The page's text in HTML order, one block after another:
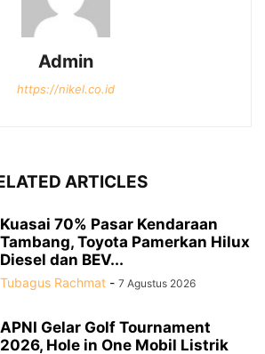
Admin
https://nikel.co.id
ARTICLES
Kuasai 70% Pasar Kendaraan
Tambang, Toyota Pamerkan Hilux
Diesel dan BEV...
Tubagus Rachmat - 7 Agustus 2026
APNI Gelar Golf Tournament
2026, Hole in One Mobil Listrik